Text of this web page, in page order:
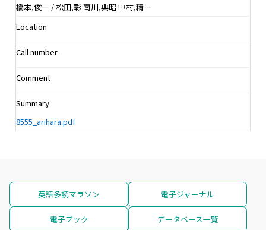
橋本,俊一 / 松田,彰 南川,典昭 中村,精一
Location
Call number
Comment
Summary
8555_arihara.pdf
英語多読マラソン 電子ジャーナル
電子ブック データベース一覧